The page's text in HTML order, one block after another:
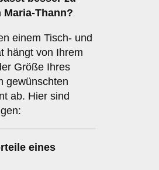
Maria-Thann?
einem Tisch- und
hängt von Ihrem
Größe Ihres
gewünschten
ab. Hier sind
eines